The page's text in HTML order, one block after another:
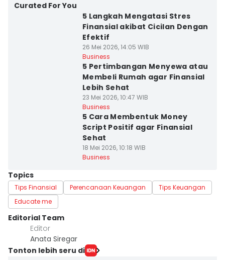
Curated For You
5 Langkah Mengatasi Stres
Finansial akibat Cicilan Dengan
Efektif
26 Mei 2026, 14:05 WIB
Business
5 Pertimbangan Menyewa atau
Membeli Rumah agar Finansial
Lebih Sehat
23 Mei 2026, 10:47 WIB
Business
5 Cara Membentuk Money
Script Positif agar Finansial
Sehat
18 Mei 2026, 10:18 WIB
Business
Topics
Tips Finansial Perencanaan Keuangan
Tips Keuangan
Educate me
Editorial Team
Editor
Anata Siregar
Tonton lebih seru di